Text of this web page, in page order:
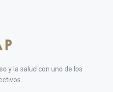
y la salud con uno de los